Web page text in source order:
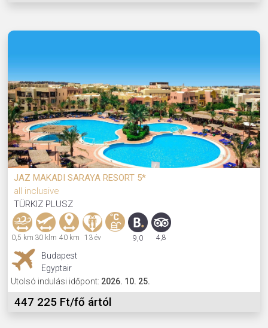
JAZ MAKADI SARAYA RESORT 5*
all inclusive
TÜRKIZ PLUSZ
0,5 km 30 klm 40 km 13 év 9,0 4,8
Budapest
Egyptair
Utolsó indulási időpont: 2026. 10. 25.
447 225 Ft/fő ártól